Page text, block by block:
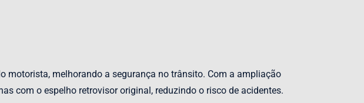
motorista, melhorando a segurança no trânsito. Com a ampliação
com o espelho retrovisor original, reduzindo o risco de acidentes.